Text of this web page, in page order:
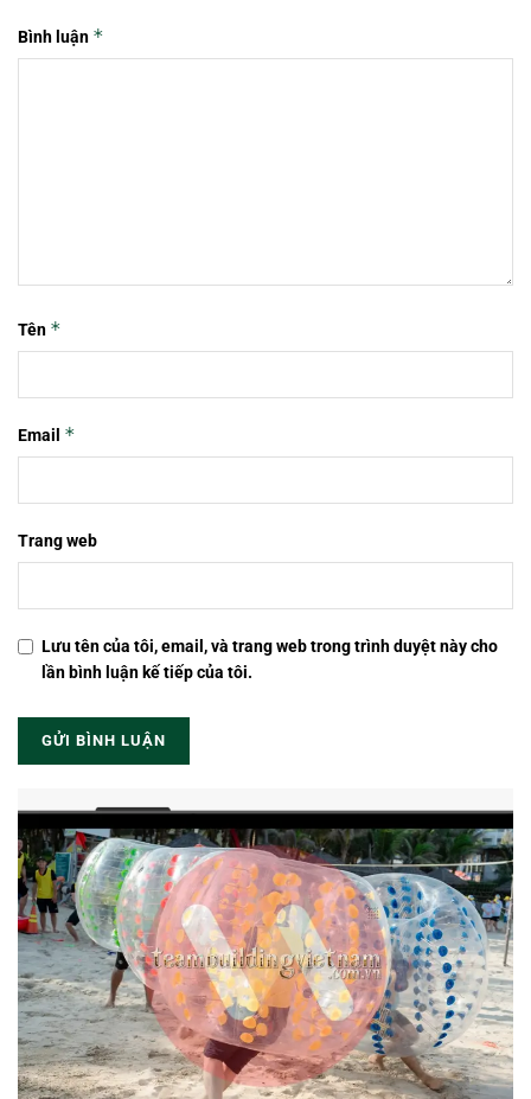
Bình luận *
Tên *
Email *
Trang web
Lưu tên của tôi, email, và trang web trong trình duyệt này cho
lần bình luận kế tiếp của tôi.